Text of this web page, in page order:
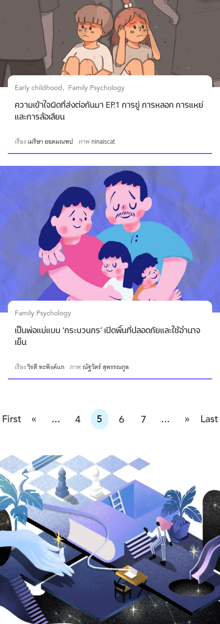
Early childhood Family Psychology
ความเข้าใจผิดที่ส่งต่อกันมา EP.1 การขู่ การหลอก การแหย่
และการล้อเลียน
เรื่อง เมริษา ยอดมณฑป ภาพ ninaiscat
Family Psychology
เป็นพ่อแม่แบบ ‘กระบวนกร’ เปิดพื้นที่ปลอดภัยและใช้อำนาจ
เย็น
เรื่องวิรตี ทะพิงค์แก ภาพณัฐวัตร์ สุพรรณกูล
First « ... 4 5 6 7 ... » Last